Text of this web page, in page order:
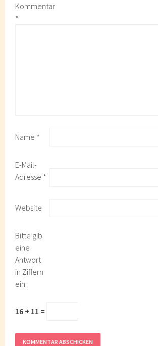
Kommentar
*
Name *
E-Mail-
Adresse *
Website
Bitte gib
eine
Antwort
in Ziffern
ein:
16 + 11 =